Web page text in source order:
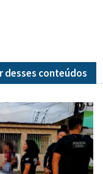
desses conteúdos